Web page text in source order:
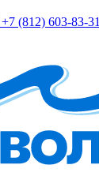
+7 (812) 603-83-31